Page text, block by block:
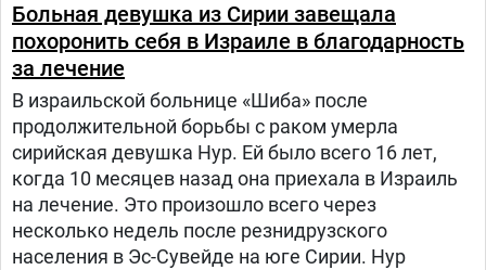
Больная девушка из Сирии завещала
похоронить себя в Израиле в благодарность
за лечение
В израильской больнице «Шиба» после
продолжительной борьбы с раком умерла
сирийская девушка Нур. Ей было всего 16 лет,
когда 10 месяцев назад она приехала в Израиль
на лечение. Это произошло всего через
несколько недель после резнидрузского
населения в Эс-Сувейде на юге Сирии. Нур